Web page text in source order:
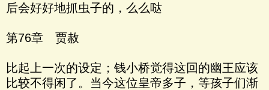
后会好好地抓虫子的，么么哒
第76章 贾赦
比起上一次的设定；钱小桥觉得这回的幽王应该
比较不得闲了。当今这位皇帝多子，等孩子们渐